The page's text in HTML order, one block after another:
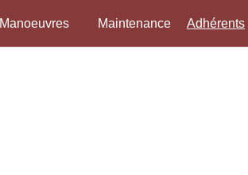
Manoeuvres Maintenance Adhérents